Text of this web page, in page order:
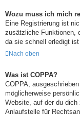
Wozu muss ich mich
Eine Registrierung ist
zusätzliche Funktionen,
da sie schnell erledigt
Nach oben
Was ist COPPA?
COPPA,
möglicherweise
Website, auf der du
Anlaufstelle für